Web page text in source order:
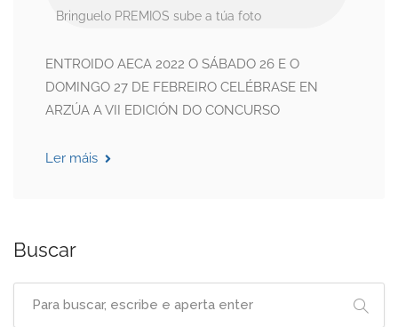
Bringuelo PREMIOS sube a túa foto
ENTROIDO AECA 2022 O SÁBADO 26 E O
DOMINGO 27 DE FEBREIRO CELÉBRASE EN
ARZÚA A VII EDICIÓN DO CONCURSO
Ler máis
Buscar